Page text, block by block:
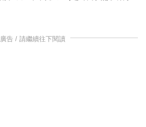
廣告 / 請繼續往下閱讀